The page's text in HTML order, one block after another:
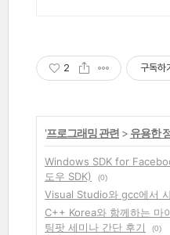
2 구독하
'프로그래밍 관련 > 유용한
Windows SDK for
도우 SDK)
(0)
Visual Studio와 gcc에서
C++ Korea와 함께하는 마
팅팟 세미나 간단 후기
(0)